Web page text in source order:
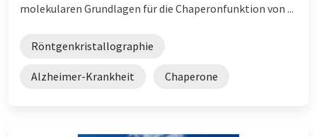
molekularen Grundlagen für die Chaperonfunktion von ...
Röntgenkristallographie
Alzheimer-Krankheit Chaperone